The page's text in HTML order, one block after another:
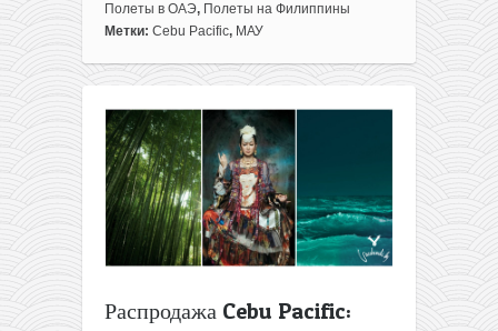
Заброска
из
на
за
89€
(плюс
по
дороге
Киев
Полеты в ОАЭ, Полеты на Филиппины
Метки: Cebu Pacific, МАУ
Распродажа Cebu Pacific: